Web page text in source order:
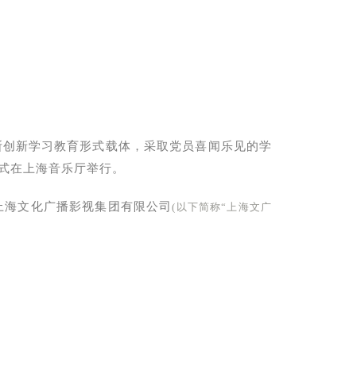
新学习教育形式载体，采取党员喜闻乐见的学
在上海音乐厅举行。
文化广播影视集团有限公司(以下简称“上海文广